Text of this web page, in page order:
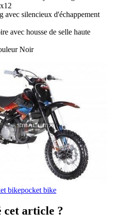
avec silencieux d'échappement
avec housse de selle haute
Noir
bikepocket bike
cet article ?